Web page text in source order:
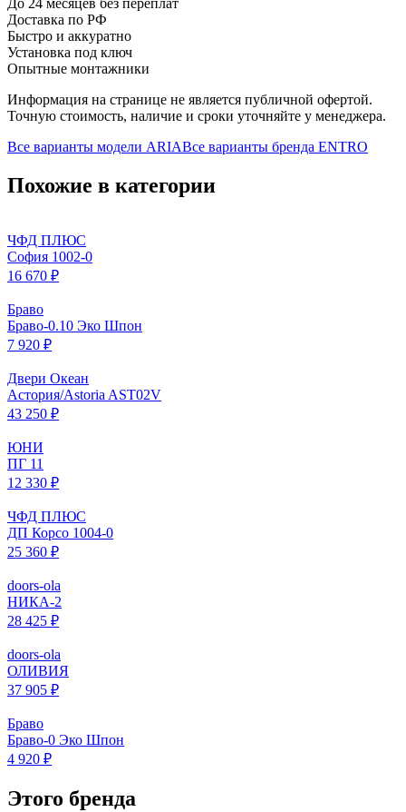
До 24 месяцев без переплат
Доставка по РФ
Быстро и аккуратно
Установка под ключ
Опытные монтажники
Информация на странице не является публичной офертой.
Точную стоимость, наличие и сроки уточняйте у менеджера.
Все варианты модели ARIAВсе варианты бренда ENTRO
Похожие в категории
ЧФД ПЛЮС
София 1002-0
16 670 ₽
Браво
Браво-0.10 Эко Шпон
7 920 ₽
Двери Океан
Астория/Astoria AST02V
43 250 ₽
ЮНИ
ПГ 11
12 330 ₽
ЧФД ПЛЮС
ДП Корсо 1004-0
25 360 ₽
doors-ola
НИКА-2
28 425 ₽
doors-ola
ОЛИВИЯ
37 905 ₽
Браво
Браво-0 Эко Шпон
4 920 ₽
Этого бренда